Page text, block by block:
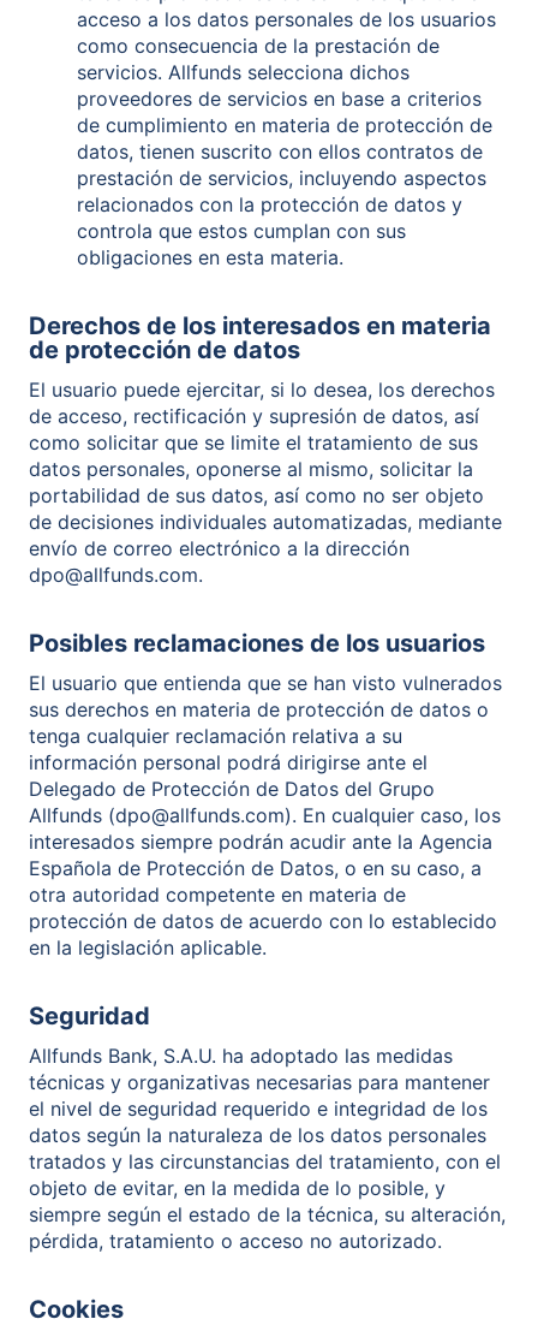
acceso a los datos personales de los usuarios
como consecuencia de la prestación de
servicios. Allfunds selecciona dichos
proveedores de servicios en base a criterios
de cumplimiento en materia de protección de
datos, tienen suscrito con ellos contratos de
prestación de servicios, incluyendo aspectos
relacionados con la protección de datos y
controla que estos cumplan con sus
obligaciones en esta materia.
Derechos de los interesados en materia
de protección de datos
El usuario puede ejercitar, si lo desea, los derechos
de acceso, rectificación y supresión de datos, así
como solicitar que se limite el tratamiento de sus
datos personales, oponerse al mismo, solicitar la
portabilidad de sus datos, así como no ser objeto
de decisiones individuales automatizadas, mediante
envío de correo electrónico a la dirección
dpo@allfunds.com.
Posibles reclamaciones de los usuarios
El usuario que entienda que se han visto vulnerados
sus derechos en materia de protección de datos o
tenga cualquier reclamación relativa a su
información personal podrá dirigirse ante el
Delegado de Protección de Datos del Grupo
Allfunds (dpo@allfunds.com). En cualquier caso, los
interesados siempre podrán acudir ante la Agencia
Española de Protección de Datos, o en su caso, a
otra autoridad competente en materia de
protección de datos de acuerdo con lo establecido
en la legislación aplicable.
Seguridad
Allfunds Bank, S.A.U. ha adoptado las medidas
técnicas y organizativas necesarias para mantener
el nivel de seguridad requerido e integridad de los
datos según la naturaleza de los datos personales
tratados y las circunstancias del tratamiento, con el
objeto de evitar, en la medida de lo posible, y
siempre según el estado de la técnica, su alteración,
pérdida, tratamiento o acceso no autorizado.
Cookies